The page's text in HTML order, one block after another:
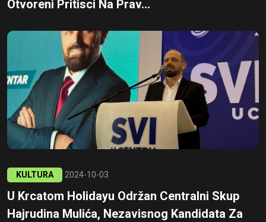
Otvoreni Pritisci Na Prav...
KULTURA 2024-10-03
U Krcatom Holidayu Održan Centralni Skup
Hajrudina Mulića, Nezavisnog Kandidata Za